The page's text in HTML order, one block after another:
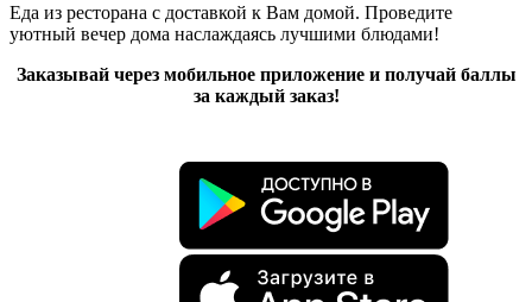
Еда из ресторана с доставкой к Вам домой. Проведите
уютный вечер дома наслаждаясь лучшими блюдами!
Заказывай через мобильное приложение и получай баллы
за каждый заказ!